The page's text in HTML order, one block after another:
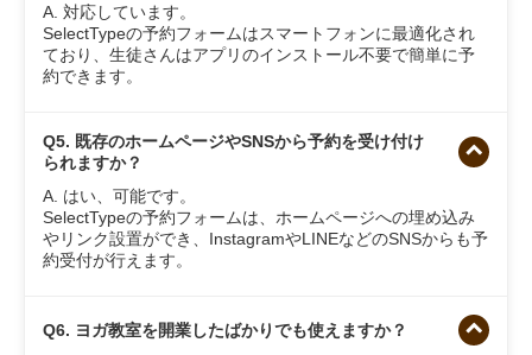
A. 対応しています。
SelectTypeの予約フォームはスマートフォンに最適化され
ており、生徒さんはアプリのインストール不要で簡単に予
約できます。
Q5. 既存のホームページやSNSから予約を受け付け
られますか？
A. はい、可能です。
SelectTypeの予約フォームは、ホームページへの埋め込み
やリンク設置ができ、InstagramやLINEなどのSNSからも予
約受付が行えます。
Q6. ヨガ教室を開業したばかりでも使えますか？